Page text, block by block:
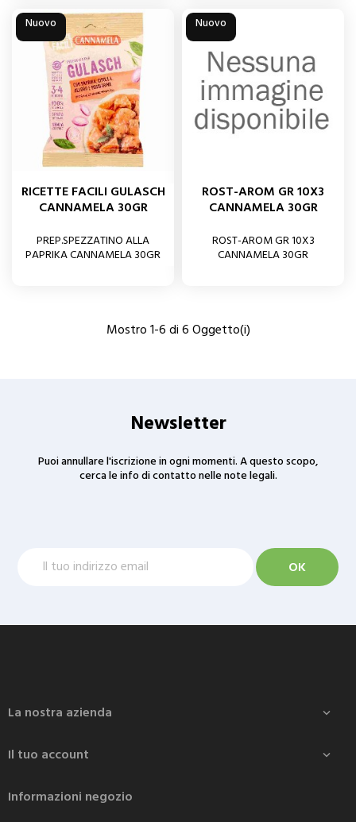
Nuovo
RICETTE FACILI GULASCH
CANNAMELA 30GR
PREP.SPEZZATINO ALLA
PAPRIKA CANNAMELA 30GR
Nuovo
ROST-AROM GR 10X3
CANNAMELA 30GR
ROST-AROM GR 10X3
CANNAMELA 30GR
Mostro 1-6 di 6 Oggetto(i)
Newsletter
Puoi annullare l'iscrizione in ogni momenti. A questo scopo,
cerca le info di contatto nelle note legali.
La nostra azienda 
Il tuo account 
Informazioni negozio